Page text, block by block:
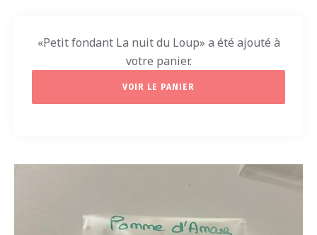
«Petit fondant La nuit du Loup» a été ajouté à
votre panier.
VOIR LE PANIER